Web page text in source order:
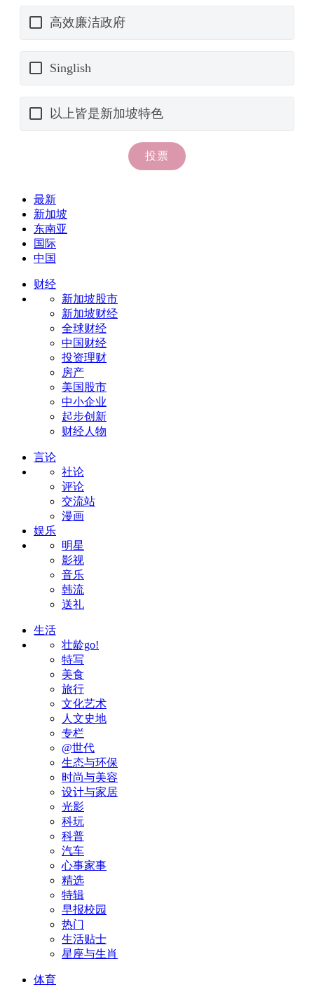
最新
新加坡
东南亚
国际
中国
财经
新加坡股市
新加坡财经
全球财经
中国财经
投资理财
房产
美国股市
中小企业
起步创新
财经人物
言论
社论
评论
交流站
漫画
娱乐
明星
影视
音乐
韩流
送礼
生活
壮龄go!
特写
美食
旅行
文化艺术
人文史地
专栏
@世代
生态与环保
时尚与美容
设计与家居
光影
科玩
科普
汽车
心事家事
精选
特辑
早报校园
热门
生活贴士
星座与生肖
体育